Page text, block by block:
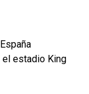
el estadio King